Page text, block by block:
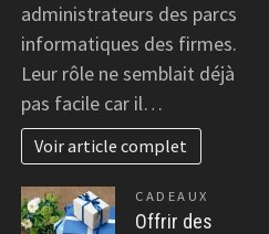
administrateurs des parcs
informatiques des firmes.
Leur rôle ne semblait déjà
pas facile car il…
Voir article complet
CADEAUX
Offrir des